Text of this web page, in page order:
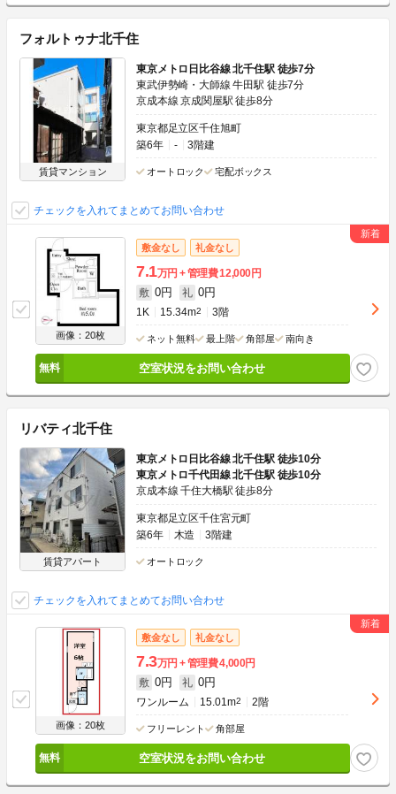
フォルトゥナ北千住
賃貸マンション
東京メトロ日比谷線 北千住駅 徒歩7分
東武伊勢崎・大師線 牛田駅 徒歩7分
京成本線 京成関屋駅 徒歩8分
東京都足立区千住旭町
築6年
- 3階建
オートロック 宅配ボックス
チェックを入れてまとめてお問い合わせ
画像：20枚
敷金なし 礼金なし
7.1万円 管理費12,000円
敷 0円 礼 0円
1K 15.34m2 3階
ネット無料 最上階 角部屋 南向き
空室状況をお問い合わせ
リバティ北千住
賃貸アパート
東京メトロ日比谷線 北千住駅 徒歩10分
東京メトロ千代田線 北千住駅 徒歩10分
京成本線 千住大橋駅 徒歩8分
東京都足立区千住宮元町
築6年
木造 3階建
オートロック
チェックを入れてまとめてお問い合わせ
画像：20枚
敷金なし 礼金なし
7.3万円 管理費4,000円
敷 0円 礼 0円
ワンルーム 15.01m2 2階
フリーレント 角部屋
空室状況をお問い合わせ